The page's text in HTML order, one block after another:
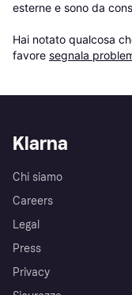
esterne e sono da
Hai notato qualcosa
favore segnala
Klarna
Chi siamo
Careers
Legal
Press
Privacy